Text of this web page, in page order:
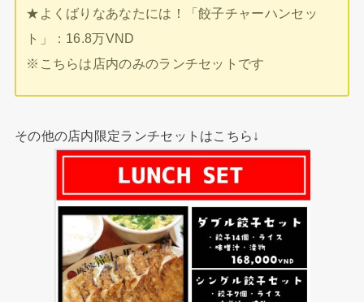
★よくばりなあなたには！「餃子チャーハンセッ
ト」：16.8万VND
※こちらは店内のみのランチセットです
その他の店内限定ランチセットはこちら↓